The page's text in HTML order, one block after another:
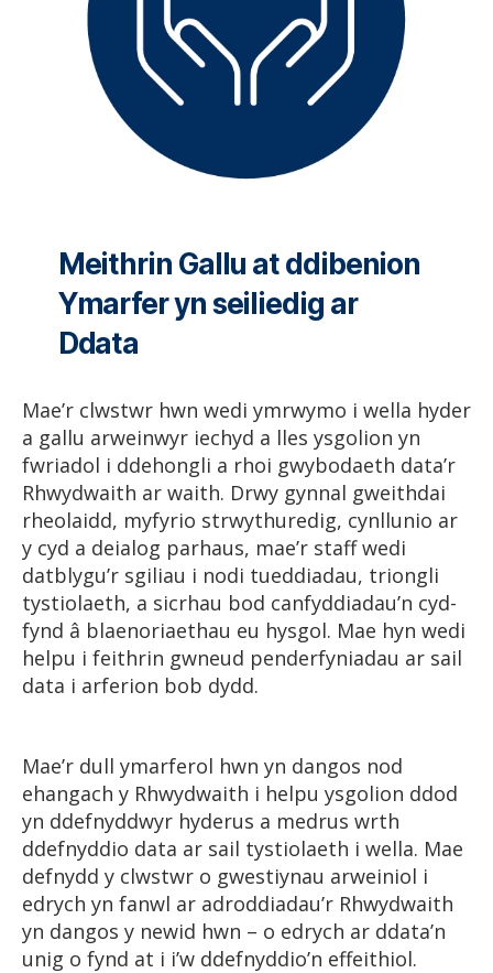
Meithrin Gallu at ddibenion
Ymarfer yn seiliedig ar
Ddata
Mae’r clwstwr hwn wedi ymrwymo i wella hyder
a gallu arweinwyr iechyd a lles ysgolion yn
fwriadol i ddehongli a rhoi gwybodaeth data’r
Rhwydwaith ar waith. Drwy gynnal gweithdai
rheolaidd, myfyrio strwythuredig, cynllunio ar
y cyd a deialog parhaus, mae’r staff wedi
datblygu’r sgiliau i nodi tueddiadau, triongli
tystiolaeth, a sicrhau bod canfyddiadau’n cyd-
fynd â blaenoriaethau eu hysgol. Mae hyn wedi
helpu i feithrin gwneud penderfyniadau ar sail
data i arferion bob dydd.
Mae’r dull ymarferol hwn yn dangos nod
ehangach y Rhwydwaith i helpu ysgolion ddod
yn ddefnyddwyr hyderus a medrus wrth
ddefnyddio data ar sail tystiolaeth i wella. Mae
defnydd y clwstwr o gwestiynau arweiniol i
edrych yn fanwl ar adroddiadau’r Rhwydwaith
yn dangos y newid hwn – o edrych ar ddata’n
unig o fynd at i i’w ddefnyddio’n effeithiol.